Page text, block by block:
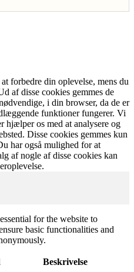
forbedre din oplevelse, mens du
af disse cookies gemmes de
i din browser, da de er
funktioner fungerer. Vi
hjælper os med at analysere og
Disse cookies gemmes kun
har også mulighed for at
af nogle af disse cookies kan
for the website to
basic functionalities and
Beskrivelse